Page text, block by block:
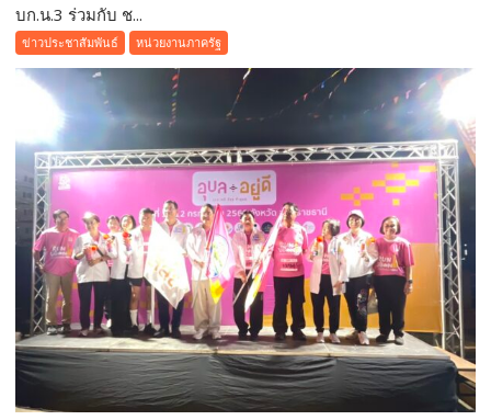
ตำรวจนครบาล
นำ
ทีม
ส่ง
มอบ
บ้าน
พัก
อาศัย
ให้
ผู้
ป่วย
บก.น.3 ร่วมกับ ช...
ข่าวประชาสัมพันธ์ หน่วยงานภาครัฐ